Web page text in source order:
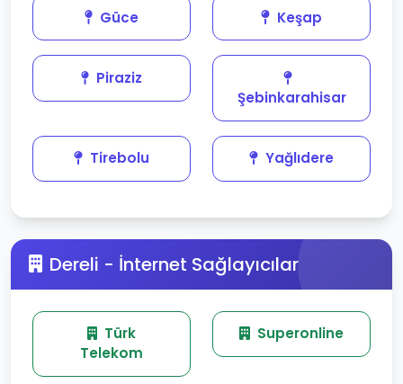
Güce Keşap
Piraziz
Şebinkarahisar
Tirebolu Yağlıdere
Dereli - İnternet Sağlayıcılar
Türk
Telekom
Superonline